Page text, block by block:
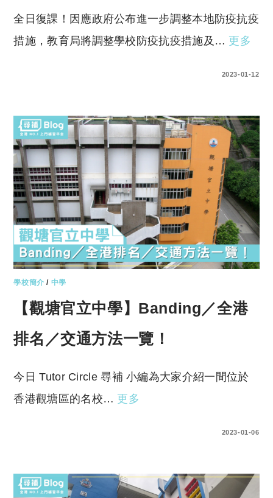
全日復課！因應政府公布進一步調整本地防疫抗疫
措施，教育局將調整學校防疫抗疫措施及… 更多
2023-01-12
學校簡介 / 中學
【觀塘官立中學】Banding／全港
排名／交通方法一覽！
今日 Tutor Circle 尋補 小編為大家介紹一間位於
香港觀塘區的名校… 更多
2023-01-06